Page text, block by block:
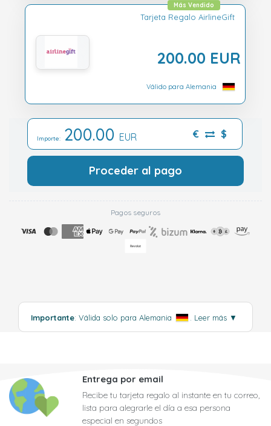
Tarjeta Regalo AirlineGift
200.00 EUR
Más Vendido
Válido para Alemania
Importe: 200.00 EUR € $
Proceder al pago
Pagos seguros
Importante: Válida solo para Alemania . Leer más ▼
Entrega por email
Recibe tu tarjeta regalo al instante en tu correo,
lista para alegrarle el día a esa persona
especial en segundos